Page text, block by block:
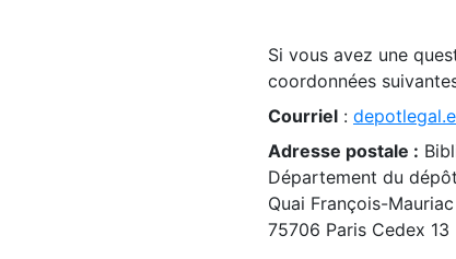
Si vous avez une
coordonnées
Courriel :
Adresse postale :
Département du
Quai François-Mauriac
75706 Paris Cedex 13